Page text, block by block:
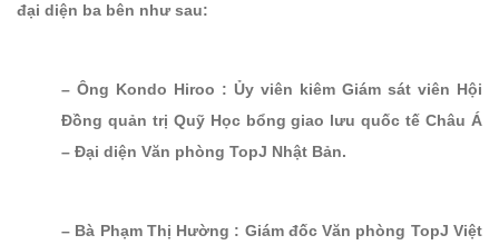
đại diện ba bên như sau:
– Ông Kondo Hiroo : Ủy viên kiêm Giám sát viên Hội
Đồng quản trị Quỹ Học bổng giao lưu quốc tế Châu Á
– Đại diện Văn phòng TopJ Nhật Bản.
– Bà Phạm Thị Hường : Giám đốc Văn phòng TopJ Việt